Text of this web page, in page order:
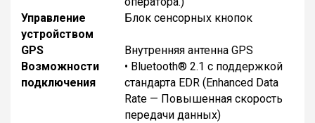
Управление
устройством
Блок сенсорных кнопок
GPS
Внутренняя антенна GPS
Возможности
подключения
• Bluetooth® 2.1 с поддержкой
стандарта EDR (Enhanced Data
Rate — Повышенная скорость
передачи данных)